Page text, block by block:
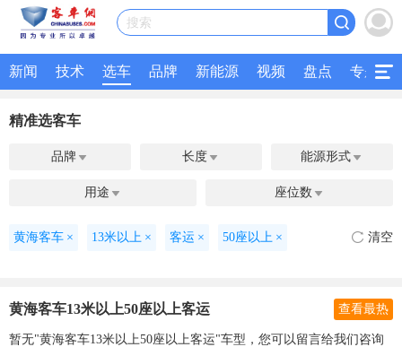
搜索
新闻 技术 选车 品牌 新能源 视频 盘点 专题
精准选客车
品牌  长度  能源形式 
用途  座位数 
黄海客车 × 13米以上 × 客运 × 50座以上 × 清空
黄海客车13米以上50座以上客运 查看最热
暂无"黄海客车13米以上50座以上客运"车型，您可以留言给我们咨询